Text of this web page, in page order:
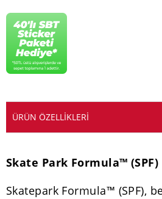
ÜRÜN ÖZELLIKLERI
Skate Park Formula™ (SPF)
Skatepark Formula™ (SPF),